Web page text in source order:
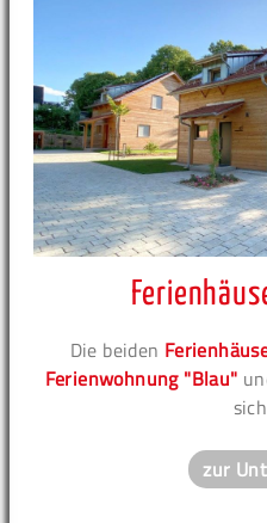
Die beiden
Ferienwohnung "Blau"
zur